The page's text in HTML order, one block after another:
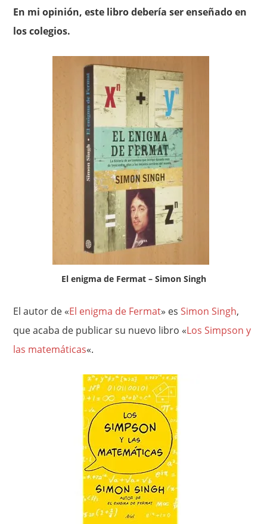
En mi opinión, este libro debería ser enseñado en
los colegios.
El enigma de Fermat – Simon Singh
El autor de «El enigma de Fermat» esSimon Singh,
que acaba de publicar su nuevo libro «Los Simpson y
las matemáticas«.